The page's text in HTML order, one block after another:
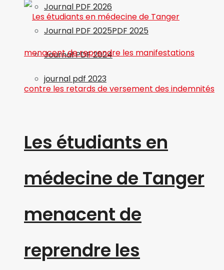
Journal PDF 2026
Journal PDF 2025PDF 2025
Journal PDF 2024
journal pdf 2023
Les étudiants en
médecine de Tanger
menacent de
reprendre les